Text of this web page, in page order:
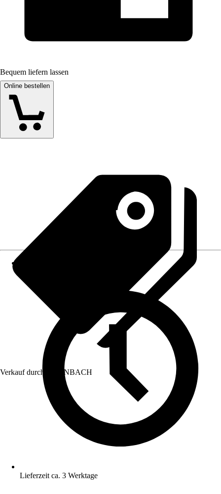
Bequem liefern lassen
Online bestellen
Verkauf durch: HORNBACH
Lieferzeit ca. 3 Werktage